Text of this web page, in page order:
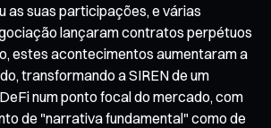
as suas participações, e várias
lançaram contratos perpétuos
estes acontecimentos aumentaram a
transformando a SIREN de um
num ponto focal do mercado, com
de "narrativa fundamental" como de